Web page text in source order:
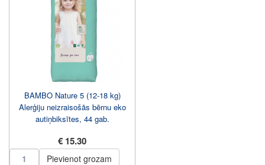
BAMBO Nature 5 (12-18 kg)
Alerģiju neizraisošās bērnu eko
autiņbiksītes, 44 gab.
€ 15.30
Pievienot grozam